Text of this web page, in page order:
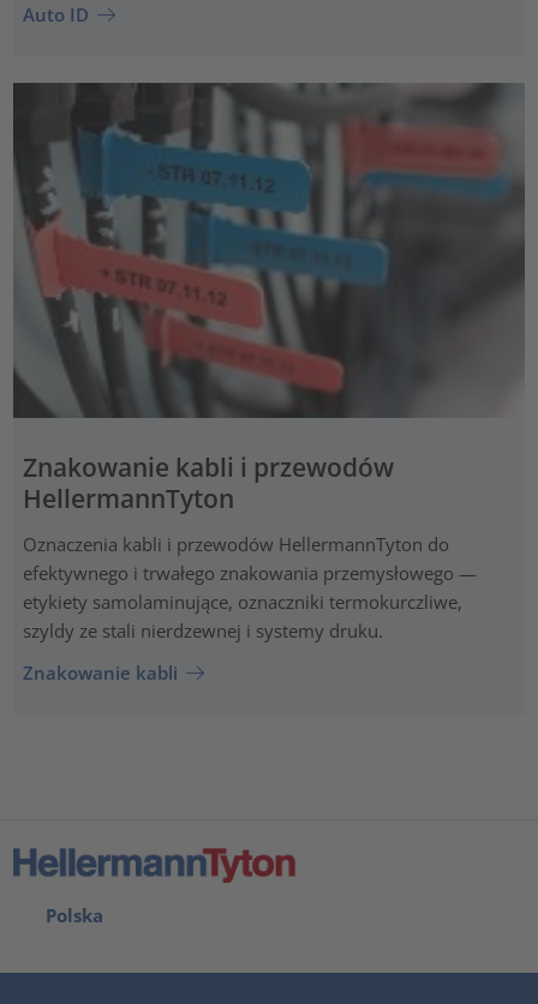
Auto ID
Znakowanie kabli i przewodów
HellermannTyton
Oznaczenia kabli i przewodów HellermannTyton do
efektywnego i trwałego znakowania przemysłowego —
etykiety samolaminujące, oznaczniki termokurczliwe,
szyldy ze stali nierdzewnej i systemy druku.
Znakowanie kabli
Polska